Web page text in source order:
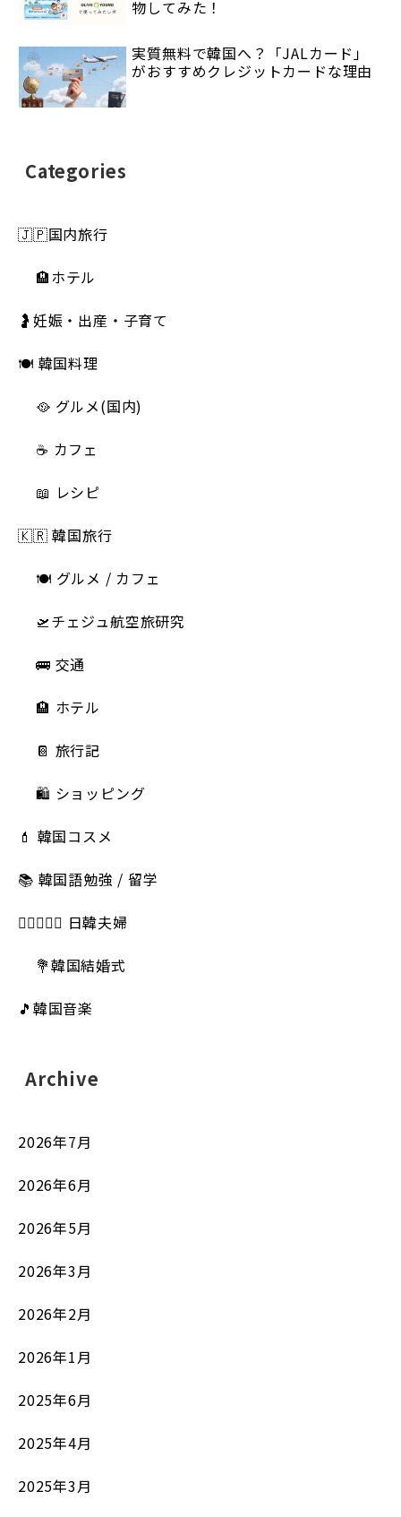
物してみた！
実質無料で韓国へ？「JALカード」
がおすすめクレジットカードな理由
Categories
🇯🇵国内旅行
🏨ホテル
🤰妊娠・出産・子育て
🍽 韓国料理
🥘 グルメ(国内)
☕️ カフェ
📖 レシピ
🇰🇷 韓国旅行
🍽 グルメ / カフェ
🛫チェジュ航空旅研究
🚌 交通
🏨 ホテル
📔 旅行記
🛍️ ショッピング
💄 韓国コスメ
📚 韓国語勉強 / 留学
👩🏻‍❤️‍👨🏻 日韓夫婦
💐韓国結婚式
🎵韓国音楽
Archive
2026年7月
2026年6月
2026年5月
2026年3月
2026年2月
2026年1月
2025年6月
2025年4月
2025年3月